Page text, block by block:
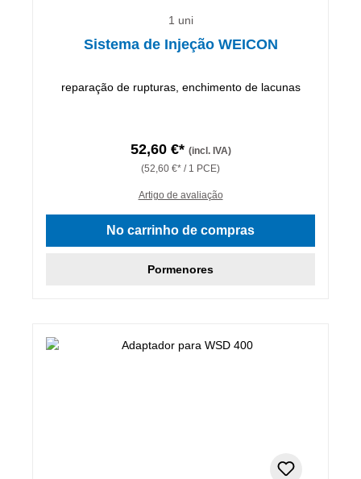
1 uni
Sistema de Injeção WEICON
reparação de rupturas, enchimento de lacunas
52,60 €* (incl. IVA)
(52,60 €* / 1 PCE)
Artigo de avaliação
No carrinho de compras
Pormenores